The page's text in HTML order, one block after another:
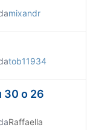
mixandr
tob11934
30 o 26
Raffaella